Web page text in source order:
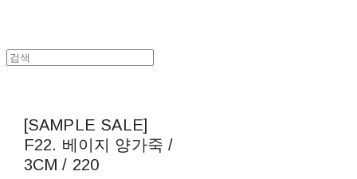
[SAMPLE SALE]
F22. 베이지 양가죽 /
3CM / 220